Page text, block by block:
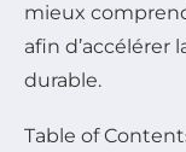
mieux
afin d’accélérer
durable.
Table of